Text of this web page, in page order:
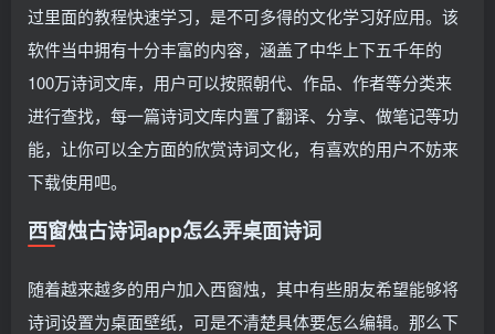
过里面的教程快速学习，是不可多得的文化学习好应用。该
软件当中拥有十分丰富的内容，涵盖了中华上下五千年的
100万诗词文库，用户可以按照朝代、作品、作者等分类来
进行查找，每一篇诗词文库内置了翻译、分享、做笔记等功
能，让你可以全方面的欣赏诗词文化，有喜欢的用户不妨来
下载使用吧。
西窗烛古诗词app怎么弄桌面诗词
随着越来越多的用户加入西窗烛，其中有些朋友希望能够将
诗词设置为桌面壁纸，可是不清楚具体要怎么编辑。那么下